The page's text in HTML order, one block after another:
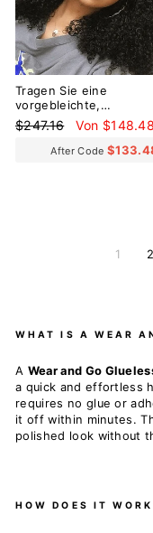
Tragen Sie eine
vorgebleichte,
vorgeschnittene und
klebefreie Perücke mit
winzigen Knoten von
Normaler
$247.16 Sonderpreis
Von $148.48
After Code
1 2
WHAT IS A WEAR
A Wear and Go
a quick and effortless
requires no glue or
it off within minutes.
polished look without
HOW DOES IT